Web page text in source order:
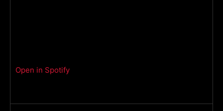
Open in Spotify